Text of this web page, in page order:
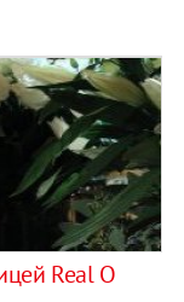
Real O